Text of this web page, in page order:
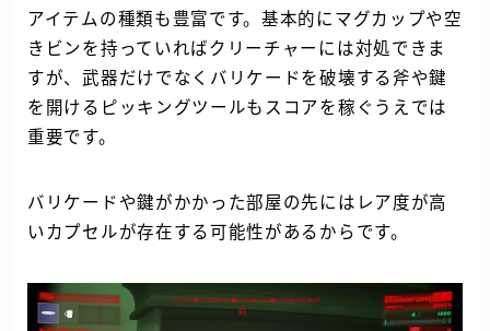
アイテムの種類も豊富です。基本的にマグカップや空
きビンを持っていればクリーチャーには対処できま
すが、武器だけでなくバリケードを破壊する斧や鍵
を開けるピッキングツールもスコアを稼ぐうえでは
重要です。
バリケードや鍵がかかった部屋の先にはレア度が高
いカプセルが存在する可能性があるからです。